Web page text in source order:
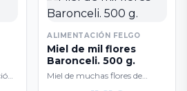
agricultura ecológica. Se
caracterizan por su
elaboración a partir de
productos de proximidad, por
una alta concentración de
fruta y por no usar aditivos,
ALIMENTACIÓN FELGO
Miel de mil flores
Baronceli. 500 g.
Miel de muchas flores de